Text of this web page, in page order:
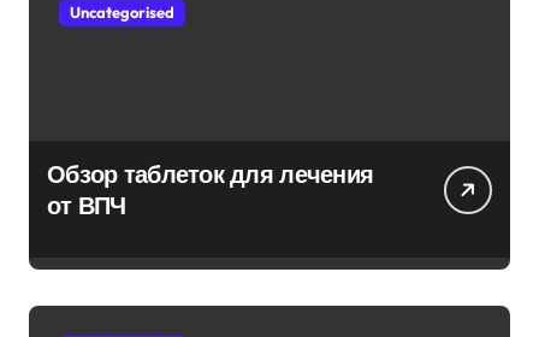
Uncategorised
Обзор таблеток для лечения
от ВПЧ